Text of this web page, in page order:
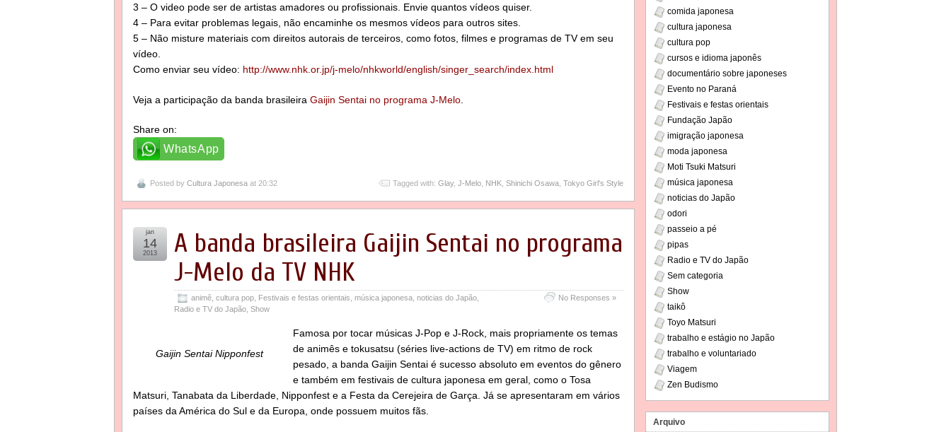
3 – O video pode ser de artistas amadores ou profissionais. Envie quantos vídeos quiser.
4 – Para evitar problemas legais, não encaminhe os mesmos vídeos para outros sites.
5 – Não misture materiais com direitos autorais de terceiros, como fotos, filmes e programas de TV em seu
vídeo.
Como enviar seu vídeo: http://www.nhk.or.jp/j-melo/nhkworld/english/singer_search/index.html
Veja a participação da banda brasileira Gaijin Sentai no programa J-Melo
Share on:
WhatsApp
Posted by Cultura Japonesa at 20:32 Tagged with: Glay, J-Melo NHK Shinichi Osawa Tokyo Girl's Style
A banda brasileira Gaijin Sentai no programa
J-Melo da TV NHK
animê cultura pop Festivais e festas orientais música japonesa noticias do Japão
Radio e TV do Japão Show
No Responses »
jan
14
2013
Gaijin Sentai Nipponfest
Famosa por tocar músicas J-Pop e J-Rock, mais propriamente os temas
de animês e tokusatsu (séries live-actions de TV) em ritmo de rock
pesado, a banda Gaijin Sentai é sucesso absoluto em eventos do gênero
e também em festivais de cultura japonesa em geral, como o Tosa
Matsuri, Tanabata da Liberdade, Nipponfest e a Festa da Cerejeira de Garça. Já se apresentaram em vários
países da América do Sul e da Europa, onde possuem muitos fãs.
comida japonesa
cultura japonesa
cultura pop
cursos e idioma japonês
documentário sobre japoneses
Evento no Paraná
Festivais e festas orientais
Fundação Japão
imigração japonesa
moda japonesa
Moti Tsuki Matsuri
música japonesa
noticias do Japão
odori
passeio a pé
pipas
Radio e TV do Japão
Sem categoria
Show
taikô
Toyo Matsuri
trabalho e estágio no Japão
trabalho e voluntariado
Viagem
Zen Budismo
Arquivo